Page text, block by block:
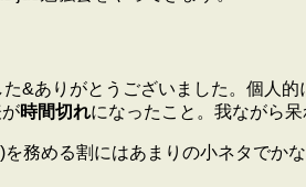
&ありがとうございました。個人
時間切れになったこと。我ながら
務める割にはあまりの小ネタで